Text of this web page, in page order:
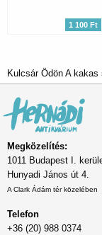
1 100 Ft
Kulcsár Ödön A
Megközelítés:
1011 Budapest I.
Hunyadi János út 4.
A Clark Ádám tér közelében
Telefon
+36 (20) 988 0374